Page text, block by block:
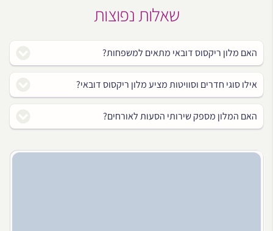
שאלות נפוצות
האם מלון ריקסוס דובאי מתאים למשפחות?
אילו סוגי חדרים וסוויטות מציע מלון ריקסוס דובאי?
האם המלון מספק שירותי הסעות לאורחים?